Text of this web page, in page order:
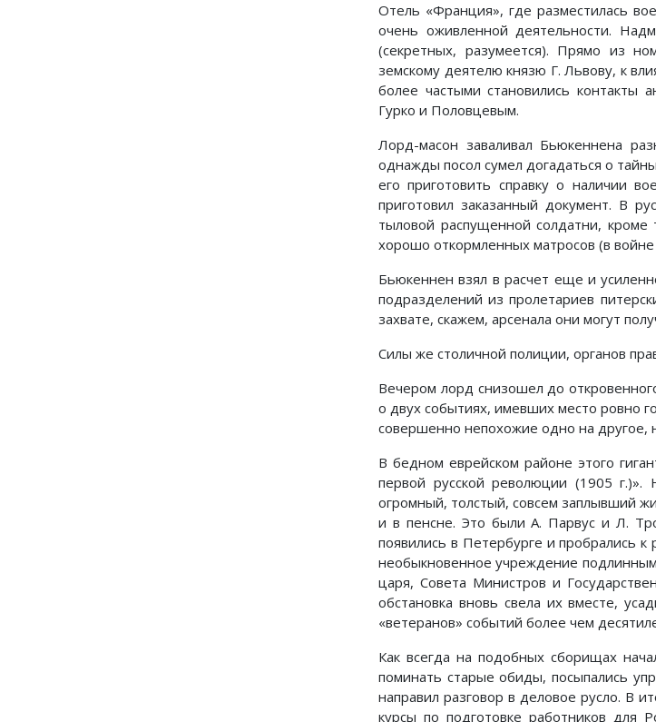
Отель «Франция», где разместилась
очень оживленной деятельности.
(секретных, разумеется). Прямо из
земскому деятелю князю Г. Львову, к
более частыми становились контакты
Гурко и Половцевым.
Лорд-масон заваливал Бьюкеннена
однажды посол сумел догадаться о
его приготовить справку о наличии
приготовил заказанный документ. В
тыловой распущенной солдатни,
хорошо откормленных матросов (в
Бьюкеннен взял в расчет еще и
подразделений из пролетариев
захвате, скажем, арсенала они могут
Силы же столичной полиции, органов
Вечером лорд снизошел до
о двух событиях, имевших место ровно
совершенно непохожие одно на
В бедном еврейском районе этого
первой русской революции (1905 г.)».
огромный, толстый, совсем заплывший
и в пенсне. Это были А. Парвус и Л.
появились в Петербурге и пробрались к
необыкновенное учреждение
царя, Совета Министров и
обстановка вновь свела их вместе,
«ветеранов» событий более чем
Как всегда на подобных сборищах
поминать старые обиды, посыпались
направил разговор в деловое русло. В
курсы по подготовке работников для